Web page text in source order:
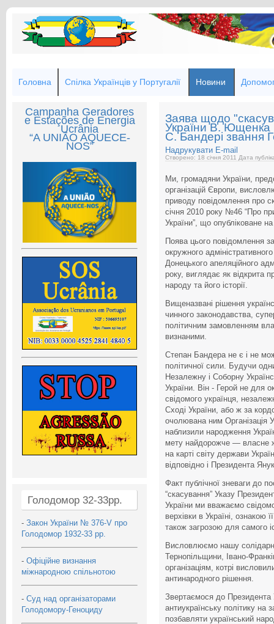
Головна Спілка Українців у Португалії Новини
Campanha Geradores
e Estações de Energia
Ucrânia
“A UNIÃO AQUECE-
NOS”
Голодомор 32-33рр.
- Закон України № 376-V про
Голодомор 1932-33 рр.
- Офіційне визнання
міжнародною спільнотою
- Суд над організаторами
Голодомору-Геноциду
Заява щодо
України В.
С. Бандері звання
Надрукувати E-mail
Створено: 18 січня 2011 Дата
Ми, громадяни України,
організацій Європи,
приводу повідомлення про
січня 2010 року №46 “Про
України”, що опубліковане
Поява цього повідомлення
окружного
Донецького апеляційного
року, виглядає як відкрита
народу та його історії.
Вищеназвані рішення
чинного законодавства,
політичним замовленням
визнаними.
Степан Бандера не є і не
політичної сили. Будучи
Незалежну і Соборну
України. Він - Герой не для
свідомого українця,
Сході України, або ж за
очолювана ним Організація
наблизили народження
мету найдорожче — власне
на карті світу держави
відповідно і Президента
Факт публічної зневаги до
“скасування” Указу
України ми вважаємо
верхівки в Україні, ознакою
також загрозою для самого
Висловлюємо нашу
Тернопільщини, Івано-
організаціям, котрі
антинародного рішення.
Звертаємося до Президента
антиукраїнську політику на
позбавляти український